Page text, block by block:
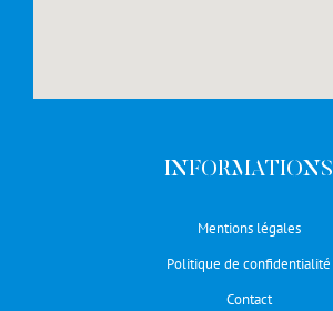
INFORMATIONS
Mentions légales
Politique de confidentialité
Contact